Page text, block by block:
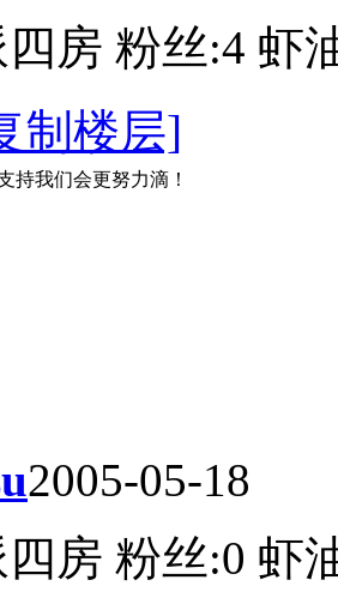
房 粉丝:4 虾
制楼层]
持我们会更努力滴！
2005-05-18
房 粉丝:0 虾